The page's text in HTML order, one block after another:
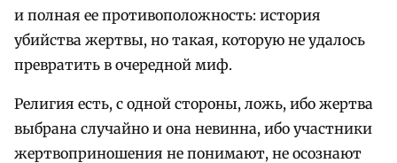
и полная ее противоположность: история
убийства жертвы, но такая, которую не удалось
превратить в очередной миф.
Религия есть, с одной стороны, ложь, ибо жертва
выбрана случайно и она невинна, ибо участники
жертвоприношения не понимают, не осознают